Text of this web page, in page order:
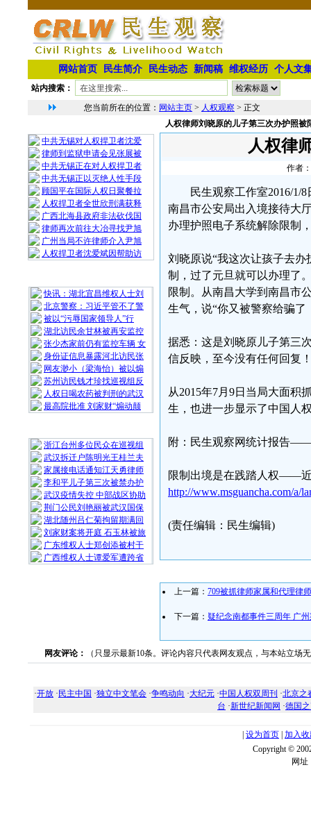
网站首页 民生简介 民生动态 新闻稿 维权经历 个人文
站内搜索：
您当前所在的位置： 网站主页 > 人权观察 > 正文
中共无锡对人权捍卫者沈爱
律师到监狱申请会见张展被
中共无锡正在对人权捍卫者
中共无锡正以灭绝人性手段
顾国平在国际人权日聚餐拉
人权捍卫者全世欣刑满获释
广西北海县政府非法砍伐国
律师再次前往大冶寻找尹旭
广州当局不许律师介入尹旭
人权捍卫者沈爱斌因帮助访
快讯：湖北宜昌维权人士刘
北京警察：习近平管不了警
被以“污辱国家领导人”行
湖北访民余甘林被再安监控
张少杰家前仍有监控车辆 女
身份证信息暴露河北访民张
网友渺小（梁海怡）被以煽
苏州访民钱才珍找巡视组反
人权日喝农药被判刑的武汉
最高院批准 刘家财“煽动颠
浙江台州多位民众在巡视组
武汉拆迁户陈明光王桂兰夫
家属接电话通知江天勇律师
李和平儿子第三次被禁办护
武汉疫情失控 中部战区协助
荆门公民刘艳丽被武汉国保
湖北随州吕仁菊拘留期满回
刘家财案将开庭 石玉林被旅
广东维权人士郑创添被村干
广西维权人士谭爱军遭跨省
人权律师刘晓原的儿子第三次办护照被
人权律
作者
民生观察工作室2016/1/
南昌市公安局出入境接待大
办理护照电子系统解除限制
刘晓原说“我这次让孩子去
制，过了元旦就可以办理了
限制。从南昌大学到南昌市
生气，说“你又被警察给骗了
据悉：这是刘晓原儿子第三
信反映，至今没有任何回复
从2015年7月9日当局大面积
生，也进一步显示了中国人
附：民生观察网统计报告
限制出境是在践踏人权——
http://www.msguancha.com/a/
(责任编辑：民生编辑)
上一篇： 709被抓律师家属和代理律
下一篇： 疑纪念南都事件三周年 广
网友评论： （只显示最新10条。评论内容只代表网友观点，与本站立场
·开放 · 民主中国 ·独立中文笔会 ·争鸣动向 ·大纪元 ·中国人权双周刊 ·北京之
台 ·新世纪新闻网 ·德国
设为首页 加入
Copyright ©
网址